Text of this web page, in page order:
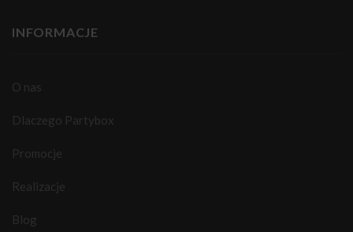
INFORMACJE
O nas
Dlaczego Partybox
Promocje
Realizacje
Blog